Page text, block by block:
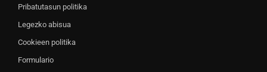
Pribatutasun politika
Legezko abisua
Cookieen politika
Formulario